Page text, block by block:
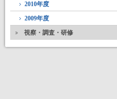
2010年度
2009年度
視察・調査・研修